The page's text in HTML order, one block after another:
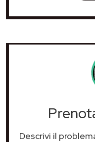
Descrivi il